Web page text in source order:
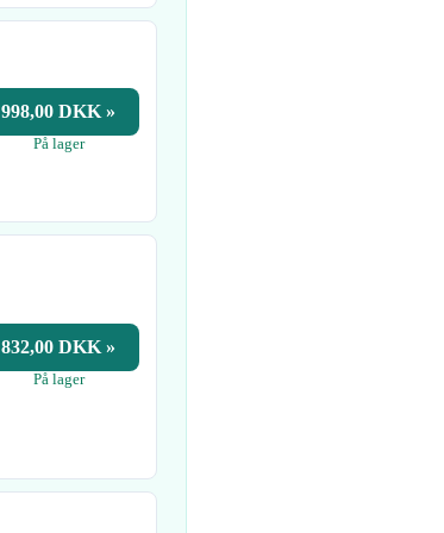
998,00 DKK »
På lager
832,00 DKK »
På lager